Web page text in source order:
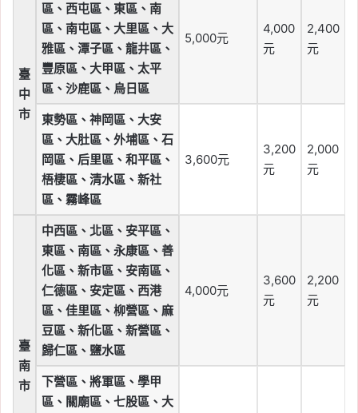
臺
中
市
區、西屯區、東區、南
區、南屯區、大里區、大
雅區、潭子區、龍井區、
豐原區、大甲區、太平
區、沙鹿區、烏日區
5,000元
4,000
元
2,400
元
東勢區、神岡區、大安
區、大肚區、外埔區、石
岡區、后里區、和平區、
梧棲區、清水區、新社
區、霧峰區
3,600元
3,200
元
2,000
元
臺
南
市
中西區、北區、安平區、
東區、南區、永康區、善
化區、新市區、安南區、
仁德區、安定區、西港
區、佳里區、柳營區、麻
豆區、新化區、新營區、
歸仁區、鹽水區
4,000元
3,600
元
2,200
元
下營區、將軍區、學甲
區、關廟區、七股區、大